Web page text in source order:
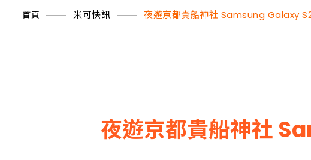
首頁 米可快訊 夜遊京都貴船神社 Samsung Galaxy
夜遊京都貴船神社